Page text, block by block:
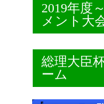
2019年度
メント大
総理大臣
ーム